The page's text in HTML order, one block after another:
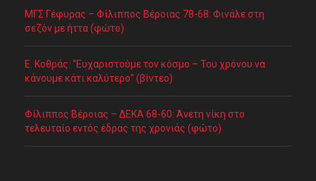
ΜΓΣ Γέφυρας – Φίλιππος Βέροιας 78-68: Φινάλε στη
σεζόν με ήττα (φώτο)
Ε. Κοθράς: “Ευχαριστούμε τον κόσμο – Του χρόνου να
κάνουμε κάτι καλύτερο” (βίντεο)
Φίλιππος Βέροιας – ΔΕΚΑ 68-60: Άνετη νίκη στο
τελευταίο εντός έδρας της χρονιάς (φώτο)